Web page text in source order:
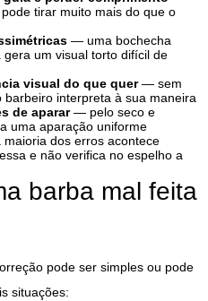
tirar muito mais do que o
— uma bochecha
um visual torto difícil de
visual do que quer— sem
interpreta à sua maneira
de aparar— pelo seco e
uma aparação uniforme
dos erros acontece
e não verifica no espelho a
barba mal feita
pode ser simples ou pode
situações: